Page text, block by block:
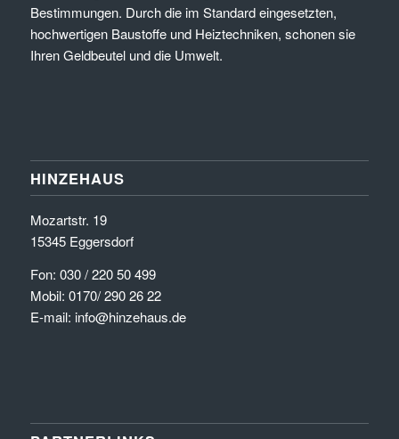
Bestimmungen. Durch die im Standard eingesetzten,
hochwertigen Baustoffe und Heiztechniken, schonen sie
Ihren Geldbeutel und die Umwelt.
HINZEHAUS
Mozartstr. 19
15345 Eggersdorf
Fon: 030 / 220 50 499
Mobil: 0170/ 290 26 22
E-mail: info@hinzehaus.de